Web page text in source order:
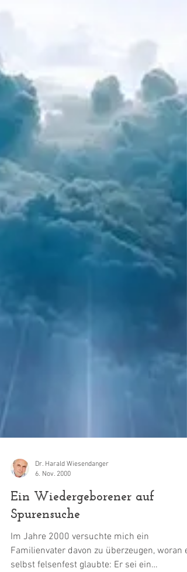
Dr. Harald Wiesendanger
Ein Wiedergeborener auf
Spurensuche